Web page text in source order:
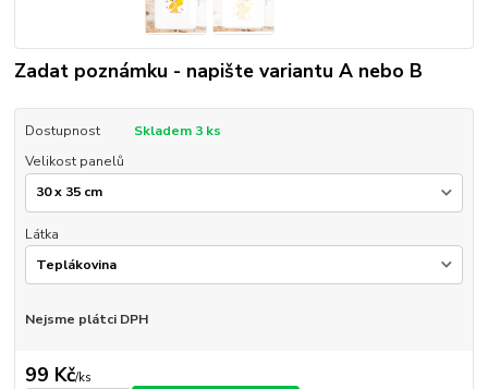
Zadat poznámku - napište variantu A nebo B
Dostupnost
Skladem 3 ks
Velikost panelů
Látka
Nejsme plátci DPH
99 Kč/ks